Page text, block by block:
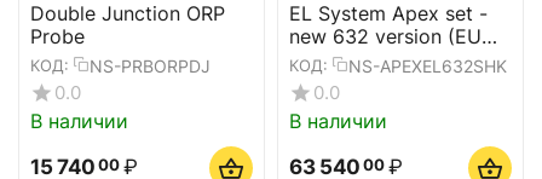
Double Junction ORP
Probe
КОД: NS-PRBORPDJ
0.0
В наличии
15 740 00 ₽
EL System Apex set -
new 632 version (EU
plug)
КОД: NS-APEXEL632SHK
0.0
В наличии
63 540 00 ₽